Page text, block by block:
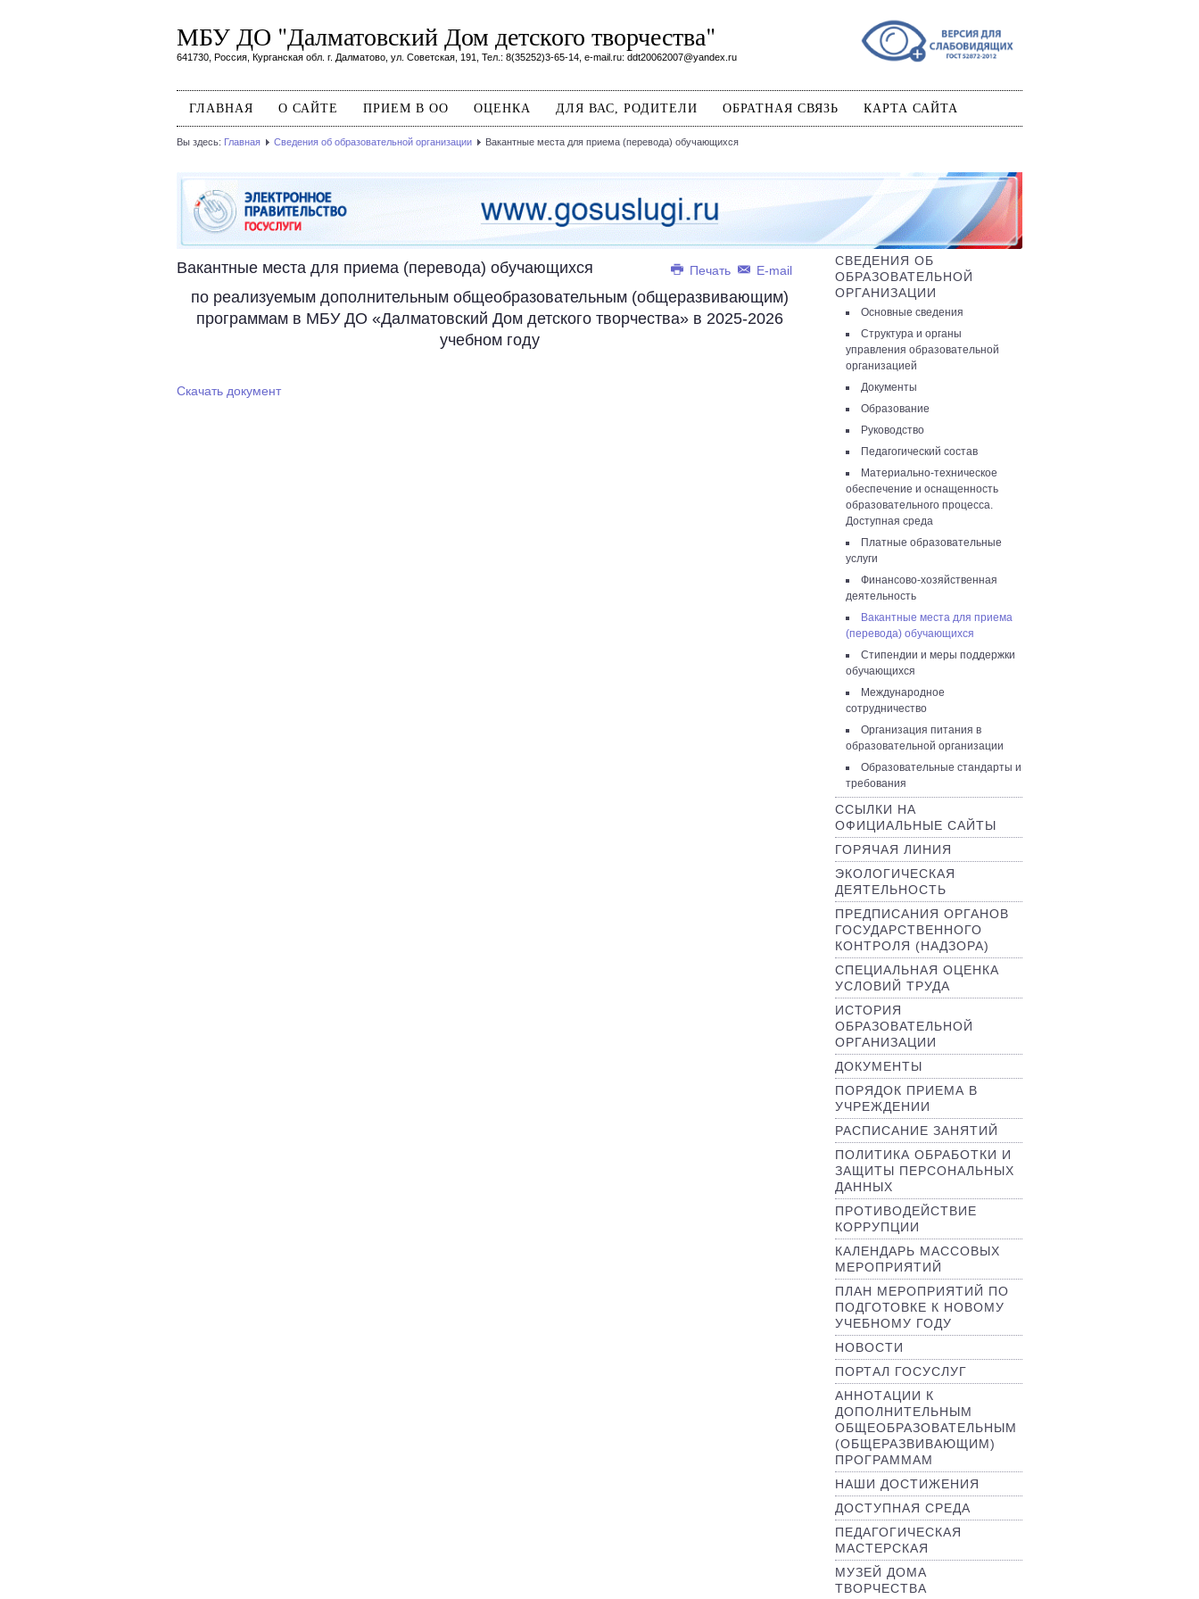
МБУ ДО "Далматовский Дом детского творчества"
641730, Россия, Курганская обл. г. Далматово, ул. Советская, 191, Тел.: 8(35252)3-65-14, e-mail.ru: ddt20062007@yandex.ru
ГЛАВНАЯ О САЙТЕ ПРИЕМ В ОО ОЦЕНКА ДЛЯ ВАС, РОДИТЕЛИ ОБРАТНАЯ СВЯЗЬ КАРТА САЙТА
Вы здесь: Главная Сведения об образовательной организации Вакантные места для приема (перевода) обучающихся
Печать E-mail
Вакантные места для приема (перевода) обучающихся
по реализуемым дополнительным общеобразовательным (общеразвивающим)
программам в МБУ ДО «Далматовский Дом детского творчества» в 2025-2026
учебном году
Скачать документ
СВЕДЕНИЯ ОБ
ОБРАЗОВАТЕЛЬНОЙ
ОРГАНИЗАЦИИ
Основные сведения
Структура и органы
управления образовательной
организацией
Документы
Образование
Руководство
Педагогический состав
Материально-техническое
обеспечение и оснащенность
образовательного процесса.
Доступная среда
Платные образовательные
услуги
Финансово-хозяйственная
деятельность
Вакантные места для приема
(перевода) обучающихся
Стипендии и меры поддержки
обучающихся
Международное
сотрудничество
Организация питания в
образовательной организации
Образовательные стандарты и
требования
ССЫЛКИ НА
ОФИЦИАЛЬНЫЕ САЙТЫ
ГОРЯЧАЯ ЛИНИЯ
ЭКОЛОГИЧЕСКАЯ
ДЕЯТЕЛЬНОСТЬ
ПРЕДПИСАНИЯ ОРГАНОВ
ГОСУДАРСТВЕННОГО
КОНТРОЛЯ (НАДЗОРА)
СПЕЦИАЛЬНАЯ ОЦЕНКА
УСЛОВИЙ ТРУДА
ИСТОРИЯ
ОБРАЗОВАТЕЛЬНОЙ
ОРГАНИЗАЦИИ
ДОКУМЕНТЫ
ПОРЯДОК ПРИЕМА В
УЧРЕЖДЕНИИ
РАСПИСАНИЕ ЗАНЯТИЙ
ПОЛИТИКА ОБРАБОТКИ И
ЗАЩИТЫ ПЕРСОНАЛЬНЫХ
ДАННЫХ
ПРОТИВОДЕЙСТВИЕ
КОРРУПЦИИ
КАЛЕНДАРЬ МАССОВЫХ
МЕРОПРИЯТИЙ
ПЛАН МЕРОПРИЯТИЙ ПО
ПОДГОТОВКЕ К НОВОМУ
УЧЕБНОМУ ГОДУ
НОВОСТИ
ПОРТАЛ ГОСУСЛУГ
АННОТАЦИИ К
ДОПОЛНИТЕЛЬНЫМ
ОБЩЕОБРАЗОВАТЕЛЬНЫМ
(ОБЩЕРАЗВИВАЮЩИМ)
ПРОГРАММАМ
НАШИ ДОСТИЖЕНИЯ
ДОСТУПНАЯ СРЕДА
ПЕДАГОГИЧЕСКАЯ
МАСТЕРСКАЯ
МУЗЕЙ ДОМА
ТВОРЧЕСТВА